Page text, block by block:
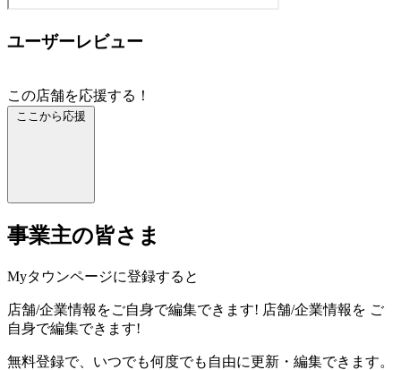
ユーザーレビュー
この店舗を応援する！
ここから応援
事業主の皆さま
Myタウンページに登録すると
店舗/企業情報をご自身で編集できます! 店舗/企業情報を ご
自身で編集できます!
無料登録で、いつでも何度でも自由に更新・編集できます。